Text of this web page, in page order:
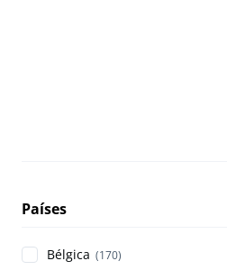
Países
Bélgica (170)